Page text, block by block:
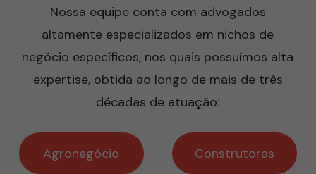
Nossa equipe conta com advogados
altamente especializados em nichos de
negócio específicos, nos quais possuímos alta
expertise, obtida ao longo de mais de três
décadas de atuação:
Agronegócio Construtoras